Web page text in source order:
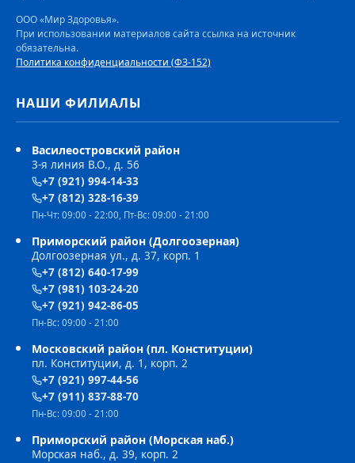
ООО «Мир Здоровья».
При использовании материалов сайта ссылка на источник
обязательна.
Политика конфиденциальности (ФЗ-152)
НАШИ ФИЛИАЛЫ
Василеостровский район
3-я линия В.О., д. 56
+7 (921) 994-14-33
+7 (812) 328-16-39
Пн-Чт: 09:00 - 22:00, Пт-Вс: 09:00 - 21:00
Приморский район (Долгоозерная)
Долгоозерная ул., д. 37, корп. 1
+7 (812) 640-17-99
+7 (981) 103-24-20
+7 (921) 942-86-05
Пн-Вс: 09:00 - 21:00
Московский район (пл. Конституции)
пл. Конституции, д. 1, корп. 2
+7 (921) 997-44-56
+7 (911) 837-88-70
Пн-Вс: 09:00 - 21:00
Приморский район (Морская наб.)
Морская наб., д. 39, корп. 2